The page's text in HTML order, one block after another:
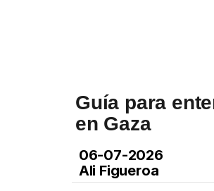
Guía para
en Gaza
06-07-2026
Ali Figueroa